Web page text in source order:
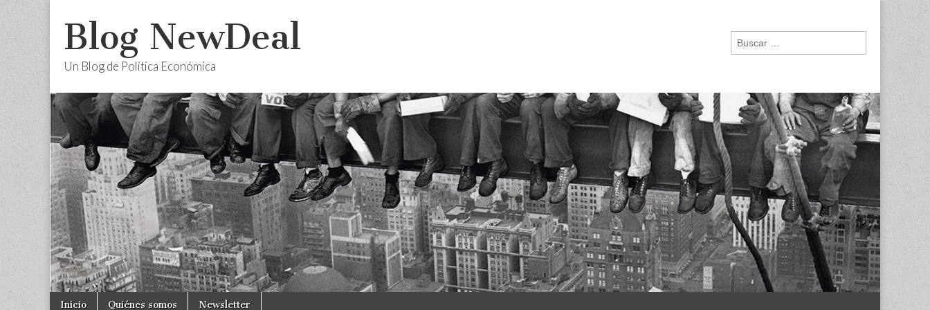
Blog NewDeal
Un Blog de Política Económica
Buscar:
Main
Skip
Inicio Quiénes somos Newsletter